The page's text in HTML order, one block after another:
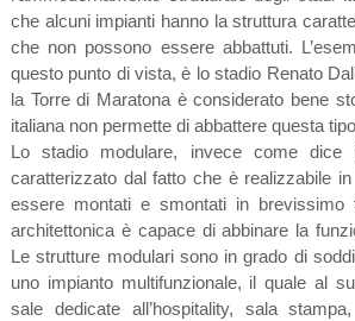
che alcuni impianti hanno la struttura
che non possono essere abbattuti.
questo punto di vista, è lo stadio Renato
la Torre di Maratona è considerato bene
italiana non permette di abbattere questa
Lo stadio modulare, invece come
caratterizzato dal fatto che è realizzabile
essere montati e smontati in brevissimo
architettonica è capace di abbinare la
Le strutture modulari sono in grado di
uno impianto multifunzionale, il quale al
sale dedicate all’hospitality, sala